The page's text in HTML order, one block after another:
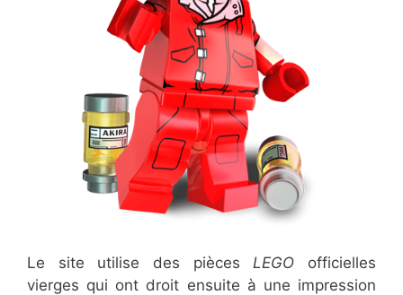
Le site utilise des pièces LEGO officielles
vierges qui ont droit ensuite à une impression